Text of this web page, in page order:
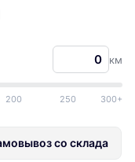
км
200 250 300+
со склада